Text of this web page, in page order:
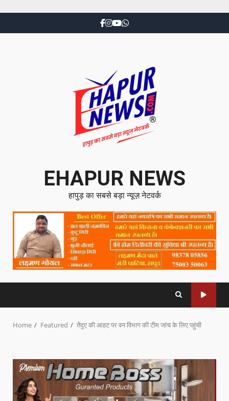
EHAPUR NEWS
हापुड़ का सबसे बड़ा न्यूज़ नेटवर्क
Home Featured तेंदुए की आहट पर वन विभाग की टीम जांच के लिए पहुंची